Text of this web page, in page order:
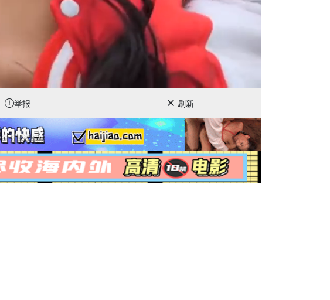
举报 刷新